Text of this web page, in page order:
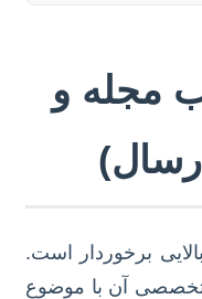
مجله و
برخوردار است.
تخصصی آن با موضوع